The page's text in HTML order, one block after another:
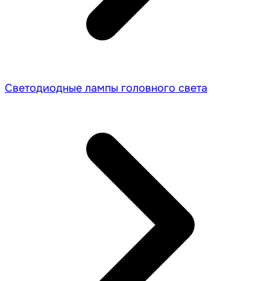
Светодиодные лампы головного света